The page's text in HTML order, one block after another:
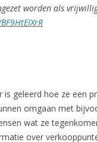
worden als
geleerd hoe ze een
omgaan met
wat ze
over